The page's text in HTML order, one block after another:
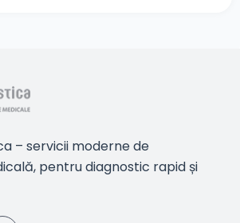
– servicii moderne de
pentru diagnostic rapid și